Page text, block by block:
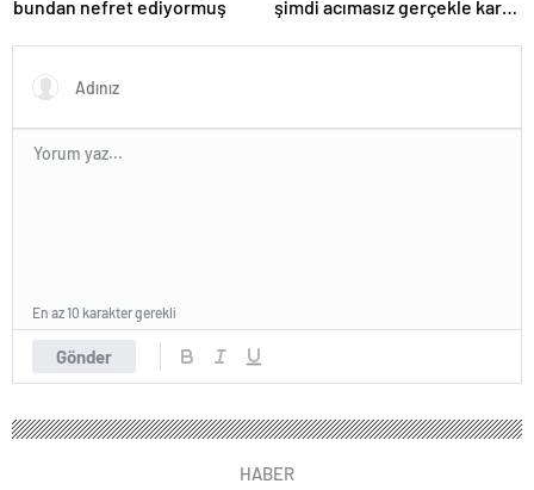
bundan nefret ediyormuş
şimdi acımasız gerçekle karşı
Gönder
En az 10 karakter gerekli
HABER